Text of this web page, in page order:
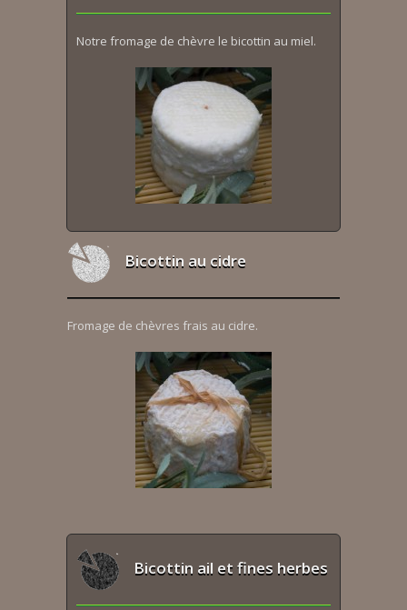
Notre fromage de chèvre le bicottin au miel.
Bicottin au cidre
Fromage de chèvres frais au cidre.
Bicottin ail et fines herbes